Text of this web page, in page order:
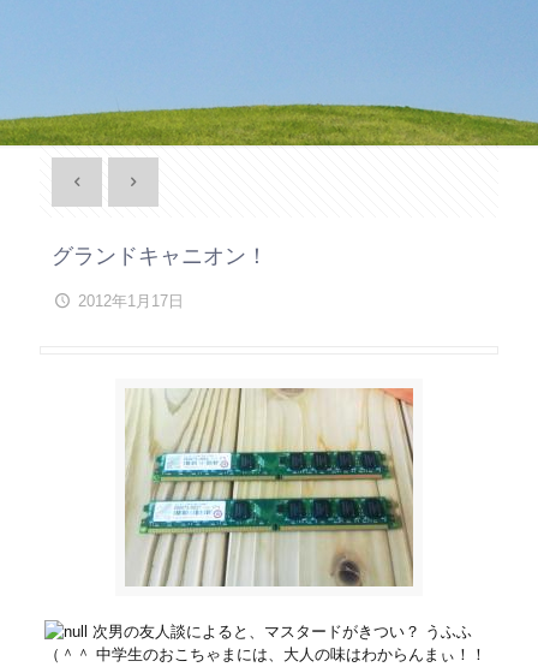
グランドキャニオン！
2012年1月17日
次男の友人談によると、マスタードがきつい？ うふふ
（＾＾ 中学生のおこちゃまには、大人の味はわからんまぃ！！